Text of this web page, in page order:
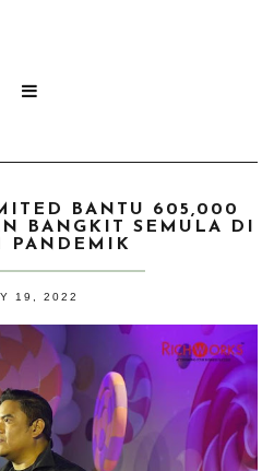

BANTU 605,000
BANGKIT SEMULA DI
PANDEMIK
19, 2022